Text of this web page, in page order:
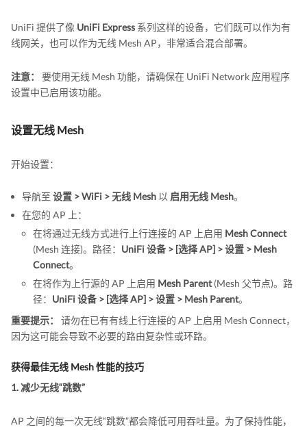
UniFi 提供了像 UniFi Express 系列这样的设备，它们既可以作为有
线网关，也可以作为无线 Mesh AP，非常适合混合部署。
注意：
要使用无线 Mesh 功能，请确保在 UniFi Network 应用程序
设置中已启用该功能。
设置无线 Mesh
开始设置：
导航至 设置 > WiFi > 无线 Mesh 以 启用无线 Mesh。
在您的 AP 上：
在将通过无线方式进行上行连接的 AP 上启用 Mesh Connect
(Mesh 连接)。路径： UniFi 设备 > [选择 AP] > 设置 > Mesh
Connect。
在将作为上行源的 AP 上启用 Mesh Parent(Mesh 父节点)。路
径： UniFi 设备 > [选择 AP] > 设置 > Mesh Parent。
重要提示：
请勿在已有有线上行连接的 AP 上启用 Mesh Connect，
因为这可能会导致不必要的路由复杂性或环路。
获得最佳无线 Mesh 性能的技巧
1. 减少无线“跳数”
AP 之间的每一次无线“跳数”都会降低可用吞吐量。为了保持性能，